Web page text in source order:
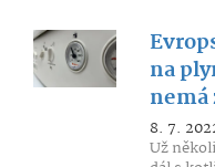
na
nemá
8. 7.
Už